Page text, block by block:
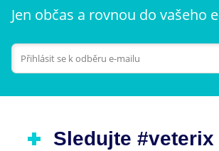
Jen občas a rovnou do vašeho
Sledujte